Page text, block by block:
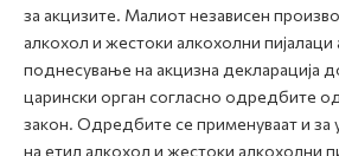
за акцизите. Малиот независен
алкохол и жестоки алкохолни пијалаци
поднесување на акцизна декларација
царински орган согласно одредбите
закон. Одредбите се применуваат и за
на етил алкохол и жестоки алкохолни